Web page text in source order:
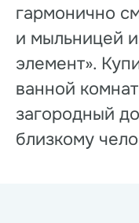
гармонично
и мыльницей
элемент».
ванной
загородный
близкому